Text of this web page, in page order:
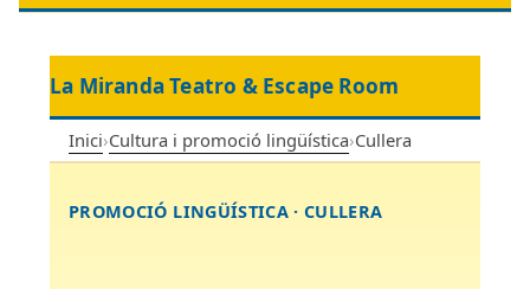
La Miranda Teatro & Escape Room
Inici›Cultura i promoció lingüística›Cullera
PROMOCIÓ LINGÜÍSTICA · CULLERA